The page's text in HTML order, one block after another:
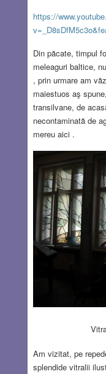
https://
Din păcate, timpul
meleaguri baltice,
, prin urmare am
maiestuos aş
transilvane, de
necontaminată de
mereu aici .
Am vizitat, pe
splendide vitralii